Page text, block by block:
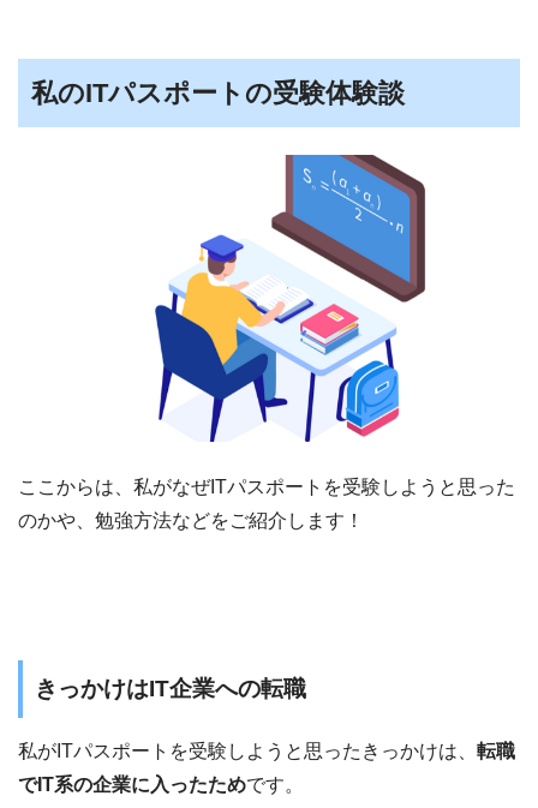
私のITパスポートの受験体験談
ここからは、私がなぜITパスポートを受験しようと思った
のかや、勉強方法などをご紹介します！
きっかけはIT企業への転職
私がITパスポートを受験しようと思ったきっかけは、 転職
でIT系の企業に入ったためです。